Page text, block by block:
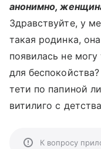
анонимно,
Здравствуйте, у
такая родинка,
появилась не
для
тети по папиной
витилиго с
К вопросу